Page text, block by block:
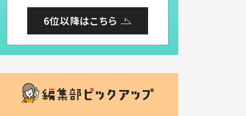
6位以降はこちら